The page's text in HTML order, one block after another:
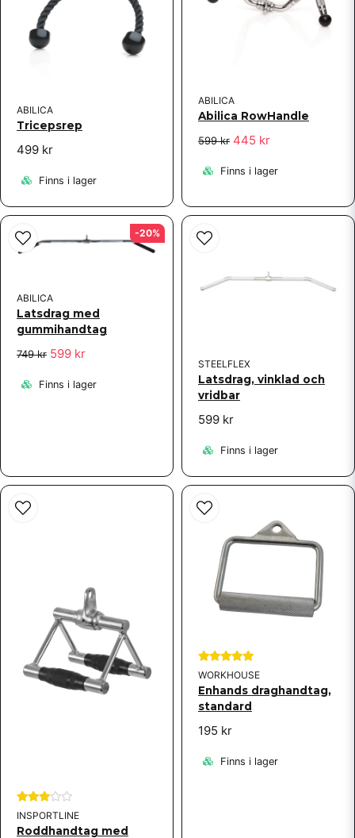
Skicka fråga
ABILICA
Tricepsrep
499 kr
Finns i lager
ABILICA
Abilica RowHandle
599 kr 445 kr
Finns i lager
ABILICA
Latsdrag med
gummihandtag
749 kr 599 kr
Finns i lager
-20%
STEELFLEX
Latsdrag, vinklad och
vridbar
599 kr
Finns i lager
INSPORTLINE
Roddhandtag med
WORKHOUSE
Enhands draghandtag,
standard
195 kr
Finns i lager